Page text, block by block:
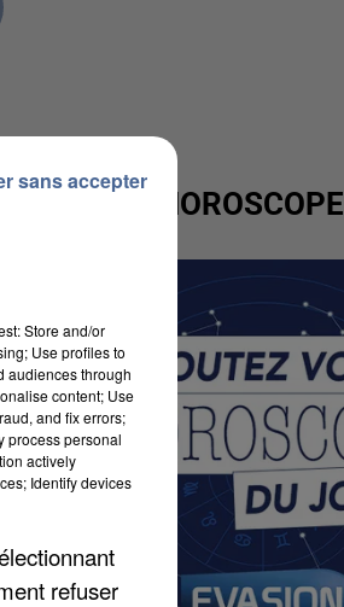
VOTRE HOROSCOPE
Store and/or
Use profiles to
audiences through
content; Use
and fix errors;
process personal
actively
Identify devices
refuser
sans accepter